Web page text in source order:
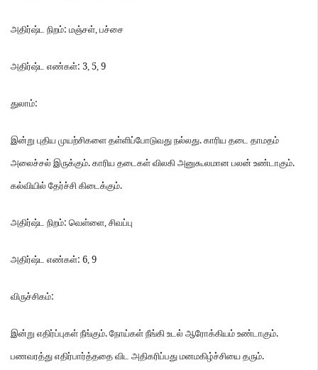
அதிர்ஷ்ட நிறம்: மஞ்சள், பச்சை
அதிர்ஷ்ட எண்கள்: 3, 5, 9
துலாம்:
இன்று புதிய முயற்சிகளை தள்ளிப்போடுவது நல்லது. காரிய தடை தாமதம்
அலைச்சல் இருக்கும். காரிய தடைகள் விலகி அனுகூலமான பலன் உண்டாகும்.
கல்வியில் தேர்ச்சி கிடைக்கும்.
அதிர்ஷ்ட நிறம்: வெள்ளை, சிவப்பு
அதிர்ஷ்ட எண்கள்: 6, 9
விருச்சிகம்:
இன்று எதிர்ப்புகள் நீங்கும். நோய்கள் நீங்கி உடல் ஆரோக்கியம் உண்டாகும்.
பணவரத்து எதிர்பார்த்ததை விட அதிகரிப்பது மனமகிழ்ச்சியை தரும்.